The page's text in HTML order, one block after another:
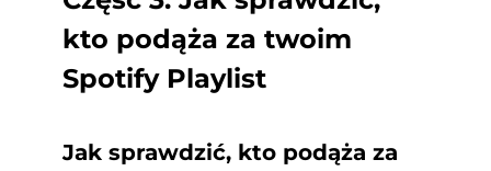
kto podąża za twoim
Spotify Playlist
Jak sprawdzić, kto podąża za